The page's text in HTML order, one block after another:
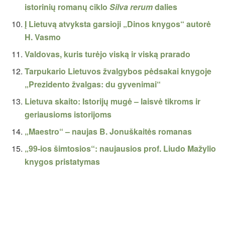
istorinių romanų cikloSilva rerumdalies
Į Lietuvą atvyksta garsioji „Dinos knygos“ autorė
H. Vasmo
Valdovas, kuris turėjo viską ir viską prarado
Tarpukario Lietuvos žvalgybos pėdsakai knygoje
„Prezidento žvalgas: du gyvenimai“
Lietuva skaito: Istorijų mugė – laisvė tikroms ir
geriausioms istorijoms
„Maestro“ – naujas B. Jonuškaitės romanas
„99-ios šimtosios“: naujausios prof. Liudo Mažylio
knygos pristatymas